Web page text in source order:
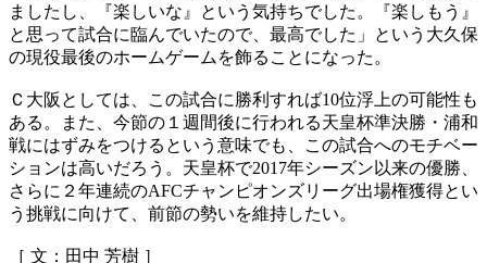
ましたし、『楽しいな』という気持ちでした。『楽しもう』
と思って試合に臨んでいたので、最高でした」という大久保
の現役最後のホームゲームを飾ることになった。
Ｃ大阪としては、この試合に勝利すれば10位浮上の可能性も
ある。また、今節の１週間後に行われる天皇杯準決勝・浦和
戦にはずみをつけるという意味でも、この試合へのモチベー
ションは高いだろう。天皇杯で2017年シーズン以来の優勝、
さらに２年連続のAFCチャンピオンズリーグ出場権獲得とい
う挑戦に向けて、前節の勢いを維持したい。
［ 文：田中 芳樹 ］